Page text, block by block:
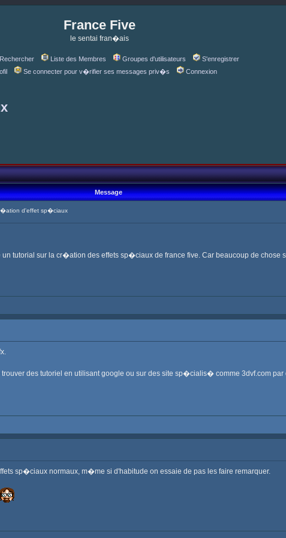
France Five
le sentai fran�ais
Rechercher Liste des Membres Groupes d'utilisateurs
S'enregistrer
Se connecter pour v�rifier ses messages priv�s Connexion
Message
d'effet sp�ciaux
tutorial sur la cr�ation des effets sp�ciaux de france five. Car beaucoup de chose
des tutoriel en utilisant google ou sur des site sp�cialis� comme 3dvf.com par
sp�ciaux normaux, m�me si d'habitude on essaie de pas les faire remarquer.